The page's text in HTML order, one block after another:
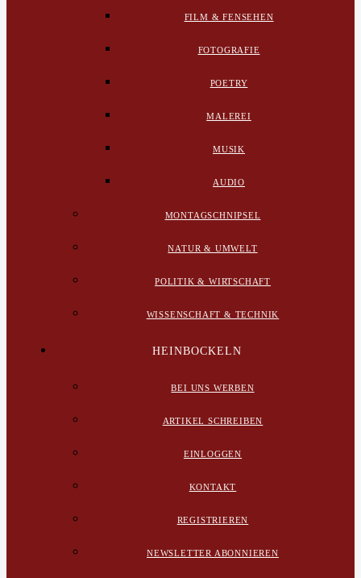
FILM & FENSEHEN
FOTOGRAFIE
POETRY
MALEREI
MUSIK
AUDIO
MONTAGSCHNIPSEL
NATUR & UMWELT
POLITIK & WIRTSCHAFT
WISSENSCHAFT & TECHNIK
HEINBOCKELN
BEI UNS WERBEN
ARTIKEL SCHREIBEN
EINLOGGEN
KONTAKT
REGISTRIEREN
NEWSLETTER ABONNIEREN